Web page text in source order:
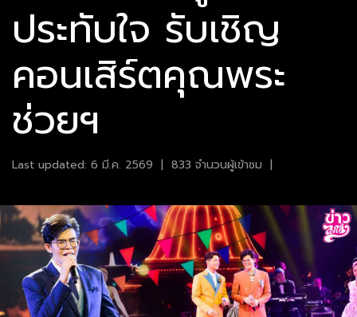
ประทับใจ รับเชิญ
คอนเสิร์ตคุณพระ
ช่วยฯ
Last updated: 6 มี.ค. 2569 | 833 จำนวนผู้เข้าชม |